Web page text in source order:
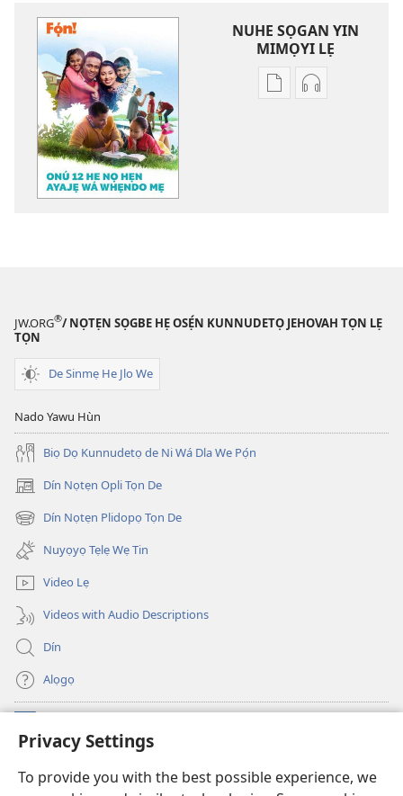
Privacy Settings
To provide you with the best possible experience, we
NUHE SỌGAN YIN
MIMỌYI LẸ
Lehe
Nọ
Mẹ
Lehe
Nọ
Mẹ
JW.ORG®/ NỌTẸN SỌGBE HẸ OSẸ́N KUNNUDETỌ JEHOVAH TỌN LẸ
TỌN
De Sinmẹ He Jlo We
Nado Yawu Hùn
Biọ Dọ Kunnudetọ de Ni Wá Dla We Pọ́n
Dín Nọtẹn Opli Tọn De
(opens
new
window)
Dín Nọtẹn Plidopọ Tọn De
(opens
new
window)
Nuyọyọ Tẹlẹ Wẹ Tin
Video Lẹ
Videos with Audio Descriptions
Dín
Alọgọ
(opens
new
Wesẹdotẹn Intẹnẹt Ji Tọn Watchtower Tọn
(opens